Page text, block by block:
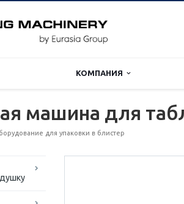
КОМПАНИЯ
машина для
для упаковки в блистер